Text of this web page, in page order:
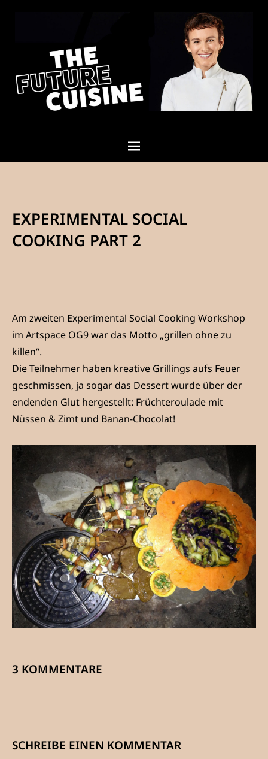
EXPERIMENTAL SOCIAL
COOKING PART 2
Am zweiten Experimental Social Cooking Workshop
im Artspace OG9 war das Motto „grillen ohne zu
killen“.
Die Teilnehmer haben kreative Grillings aufs Feuer
geschmissen, ja sogar das Dessert wurde über der
endenden Glut hergestellt: Früchteroulade mit
Nüssen & Zimt und Banan-Chocolat!
3 KOMMENTARE
SCHREIBE EINEN KOMMENTAR